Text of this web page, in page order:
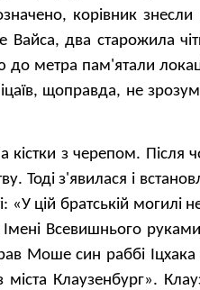
корівник
два старожила
до метра пам'ятали
щоправда, не
кістки з черепом. Після
Тоді з'явилася і
«У цій братській могилі
Всевишнього
Моше син раббі
міста Клаузенбург».